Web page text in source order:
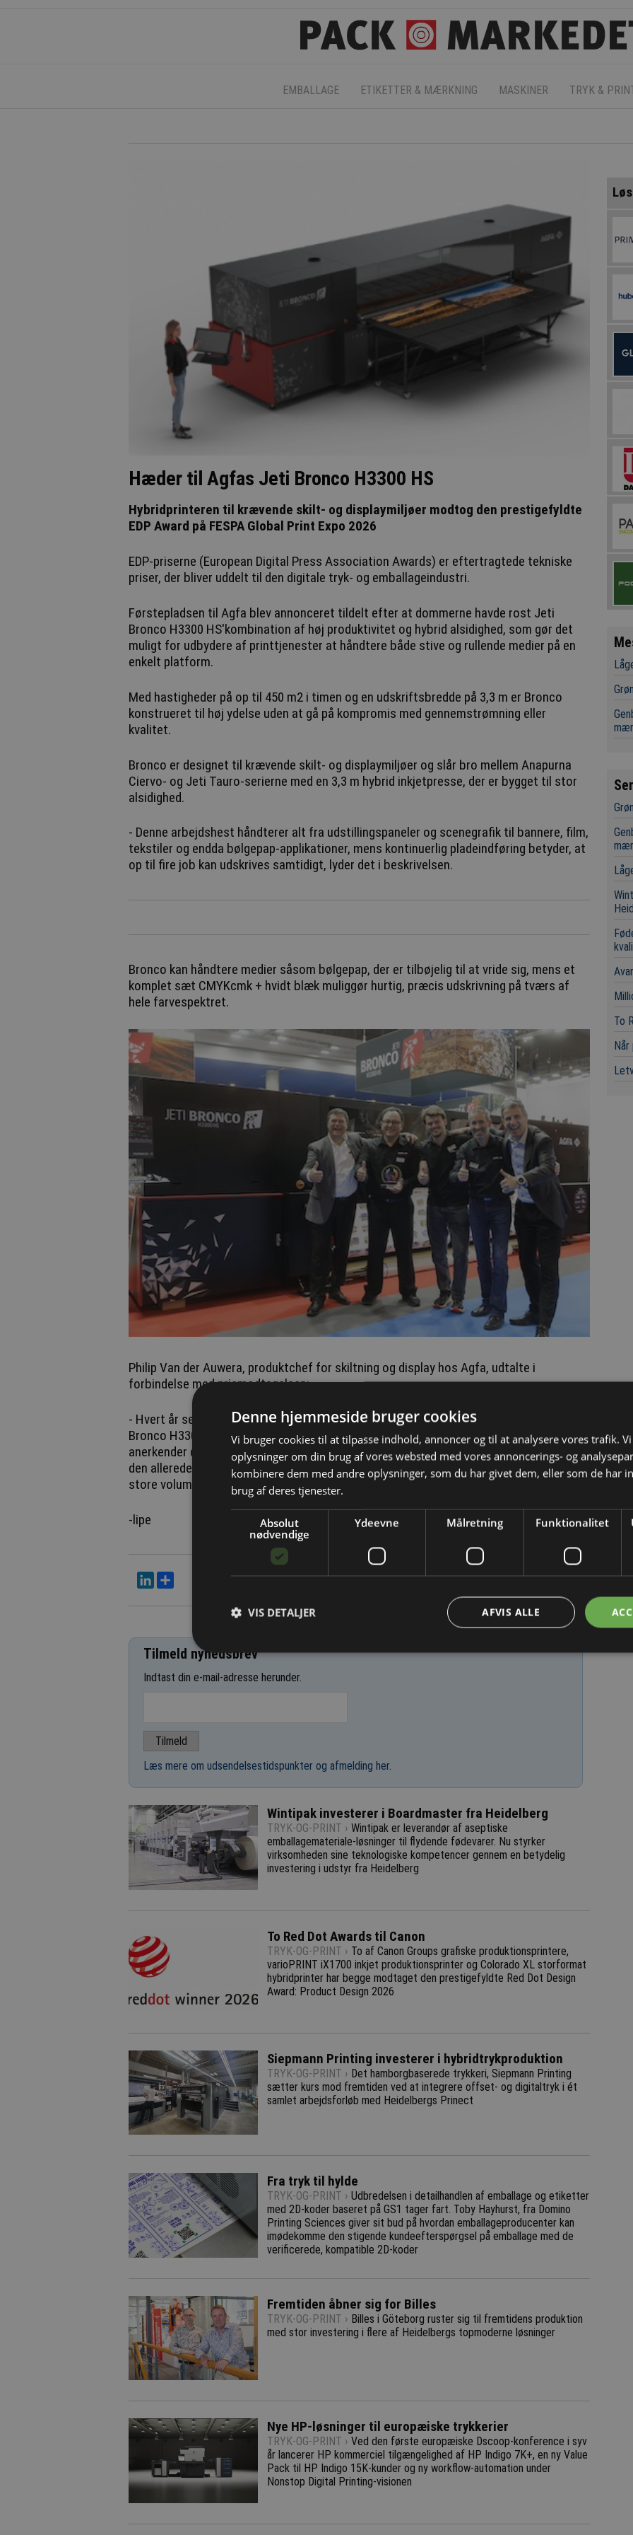
EMBALLAGE ETIKETTER & MÆRKNING MASKINER TRYK &
Hæder til Agfas Jeti Bronco H3300 HS
Hybridprinteren til krævende skilt- og displaymiljøer modtog den prestigefyldte
EDP Award på FESPA Global Print Expo 2026
EDP-priserne (European Digital Press Association Awards) er eftertragtede tekniske
priser, der bliver uddelt til den digitale tryk- og emballageindustri.
Førstepladsen til Agfa blev annonceret tildelt efter at dommerne havde rost Jeti
Bronco H3300 HS'kombination af høj produktivitet og hybrid alsidighed, som gør det
muligt for udbydere af printtjenester at håndtere både stive og rullende medier på en
enkelt platform.
Med hastigheder på op til 450 m2 i timen og en udskriftsbredde på 3,3 m er Bronco
konstrueret til høj ydelse uden at gå på kompromis med gennemstrømning eller
kvalitet.
Bronco er designet til krævende skilt- og displaymiljøer og slår bro mellem Anapurna
Ciervo- og Jeti Tauro-serierne med en 3,3 m hybrid inkjetpresse, der er bygget til stor
alsidighed.
- Denne arbejdshest håndterer alt fra udstillingspaneler og scenegrafik til bannere, film,
tekstiler og endda bølgepap-applikationer, mens kontinuerlig pladeindføring betyder, at
op til fire job kan udskrives samtidigt, lyder det i beskrivelsen.
Bronco kan håndtere medier såsom bølgepap, der er tilbøjelig til at vride sig, mens et
komplet sæt CMYKcmk + hvidt blæk muliggør hurtig, præcis udskrivning på tværs af
hele farvespektret.
Philip Van der Auwera, produktchef for skiltning og display hos Agfa, udtalte i
forbindelse med prismodtagelsen:
- Hvert år ser vi frem til at deltage i FESPA, og at vinde en pris ved EDP Awards for Jeti
Bronco H3300 HS har kronet en succesfuld tur. Vi er utroligt stolte over, at dommerne
anerkender denne hybrid- arbejdshests balance mellem kraft og alsidighed, og hvordan
den allerede hjælper udbydere af tryktjenester med at håndtere både kampagner med
store volumener og opgaver i små oplag.
-lipe
LinkedIn 26/5 2026
Tilmeld nyhedsbrev
Indtast din e-mail-adresse herunder.
Læs mere om udsendelsestidspunkter og afmelding her.
Wintipak investerer i Boardmaster fra Heidelberg
TRYK-OG-PRINT › Wintipak er leverandør af aseptiske
emballagemateriale-løsninger til flydende fødevarer. Nu styrker
virksomheden sine teknologiske kompetencer gennem en betydelig
investering i udstyr fra Heidelberg
To Red Dot Awards til Canon
TRYK-OG-PRINT › To af Canon Groups grafiske produktionsprintere,
varioPRINT iX1700 inkjet produktionsprinter og Colorado XL storformat
hybridprinter har begge modtaget den prestigefyldte Red Dot Design
Award: Product Design 2026
Siepmann Printing investerer i hybridtrykproduktion
TRYK-OG-PRINT › Det hamborgbaserede trykkeri, Siepmann Printing
sætter kurs mod fremtiden ved at integrere offset- og digitaltryk i ét
samlet arbejdsforløb med Heidelbergs Prinect
Fra tryk til hylde
TRYK-OG-PRINT › Udbredelsen i detailhandlen af emballage og etiketter
med 2D-koder baseret på GS1 tager fart. Toby Hayhurst, fra Domino
Printing Sciences giver sit bud på hvordan emballageproducenter kan
imødekomme den stigende kundeefterspørgsel på emballage med de
verificerede, kompatible 2D-koder
Fremtiden åbner sig for Billes
TRYK-OG-PRINT › Billes i Göteborg ruster sig til fremtidens produktion
med stor investering i flere af Heidelbergs topmoderne løsninger
Nye HP-løsninger til europæiske trykkerier
TRYK-OG-PRINT › Ved den første europæiske Dscoop-konference i syv
år lancerer HP kommerciel tilgængelighed af HP Indigo 7K+, en ny Value
Pack til HP Indigo 15K-kunder og ny workflow-automation under
Nonstop Digital Printing-visionen
To
Når
Denne hjemmeside bruger cookies
Vi bruger cookies til at tilpasse indhold, annoncer og til at analysere vores trafik.
oplysninger om din brug af vores websted med vores annoncerings- og
kombinere dem med andre oplysninger, som du har givet dem, eller som de har
brug af deres tjenester.
Absolut
nødvendige
Ydeevne Målretning Funktionalitet
AFVIS ALLE
VIS DETALJER